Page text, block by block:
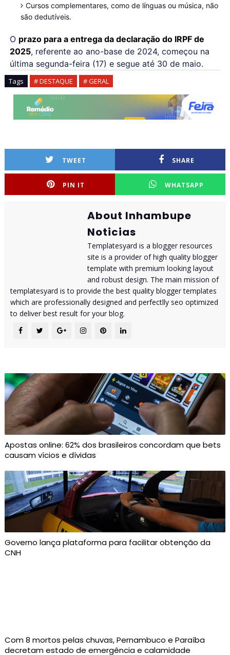
Cursos complementares, como de línguas ou música, não
são dedutíveis.
O prazo para a entrega da declaração do IRPF de
2025, referente ao ano-base de 2024, começou na
última segunda-feira (17) e segue até 30 de maio.
Tags # DESTAQUE # GERAL
TWEET SHARE
PIN IT WHATSAPP
About Inhambupe
Noticias
Templatesyard is a blogger resources
site is a provider of high quality blogger
template with premium looking layout
and robust design. The main mission of
templatesyard is to provide the best quality blogger templates
which are professionally designed and perfectlly seo optimized
to deliver best result for your blog.
Apostas online: 62% dos brasileiros concordam que bets
causam vícios e dívidas
Governo lança plataforma para facilitar obtenção da
CNH
Com 8 mortos pelas chuvas, Pernambuco e Paraíba
decretam estado de emergência e calamidade